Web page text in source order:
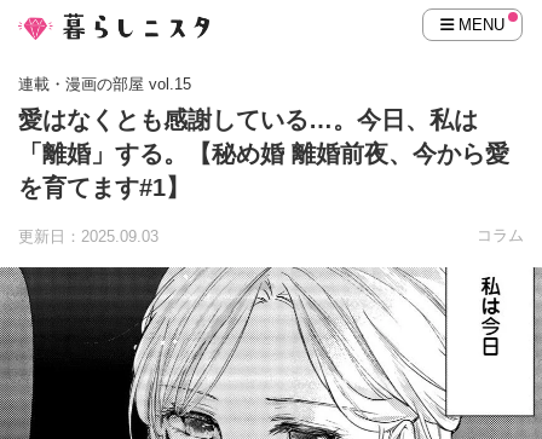
MENU
連載・漫画の部屋 vol.15
愛はなくとも感謝している…。今日、私は
「離婚」する。【秘め婚 離婚前夜、今から愛
を育てます#1】
更新日：2025.09.03 コラム